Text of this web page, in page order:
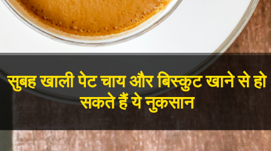
सुबह खाली पेट चाय और बिस्कुट खाने से हो
सकते हैं ये नुकसान